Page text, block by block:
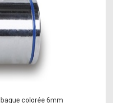
colorée 6mm